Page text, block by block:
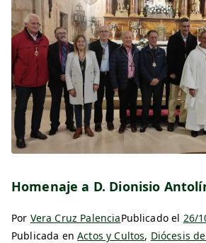
Homenaje a D. Dionisio
Por Vera Cruz PalenciaPublicado el 26/
Publicada enActos y Cultos, Diócesis